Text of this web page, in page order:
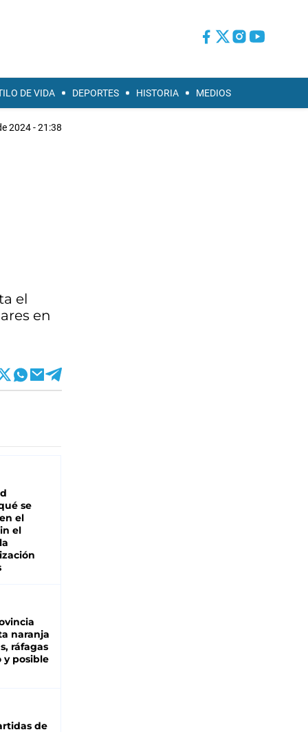
DE VIDA DEPORTES HISTORIA MEDIOS
2024 - 21:38
el
en
se
el
el
naranja
ráfagas
y posible
de